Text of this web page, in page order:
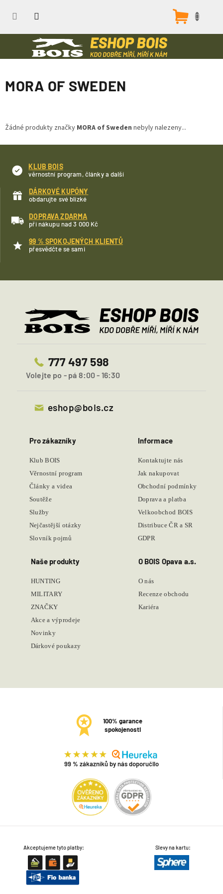
MORA OF SWEDEN
Žádné produkty značky MORA of Sweden nebyly nalezeny...
KLUB BOIS
věrnostní program, články a další
DÁRKOVÉ KUPÓNY
obdarujte své blízké
DOPRAVA ZDARMA
při nákupu nad 3 000 Kč
99 % SPOKOJENÝCH KLIENTŮ
přesvědčte se sami
777 497 598
Volejte po - pá 8:00 - 16:30
eshop@bois.cz
Pro zákazníky
Klub BOIS
Věrnostní program
Články a videa
Soutěže
Služby
Nejčastější otázky
Slovník pojmů
Informace
Kontaktujte nás
Jak nakupovat
Obchodní podmínky
Doprava a platba
Velkoobchod BOIS
Distribuce ČR a SR
GDPR
Naše produkty
HUNTING
MILITARY
ZNAČKY
Akce a výprodeje
Novinky
Dárkové poukazy
O BOIS Opava a.s.
O nás
Recenze obchodu
Kariéra
100% garance
spokojenosti
99 % zákazníků by nás doporučilo
Akceptujeme tyto platby: Slevy na kartu: